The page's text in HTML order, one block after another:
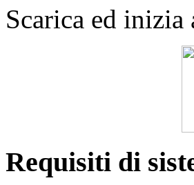
Scarica ed inizia
Requisiti di